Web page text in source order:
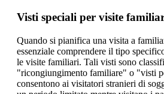
Visti speciali per visite
Quando si pianifica una visita a
essenziale comprendere il tipo
le visite familiari. Tali visti sono
"ricongiungimento familiare" o "visti
consentono ai visitatori stranieri di